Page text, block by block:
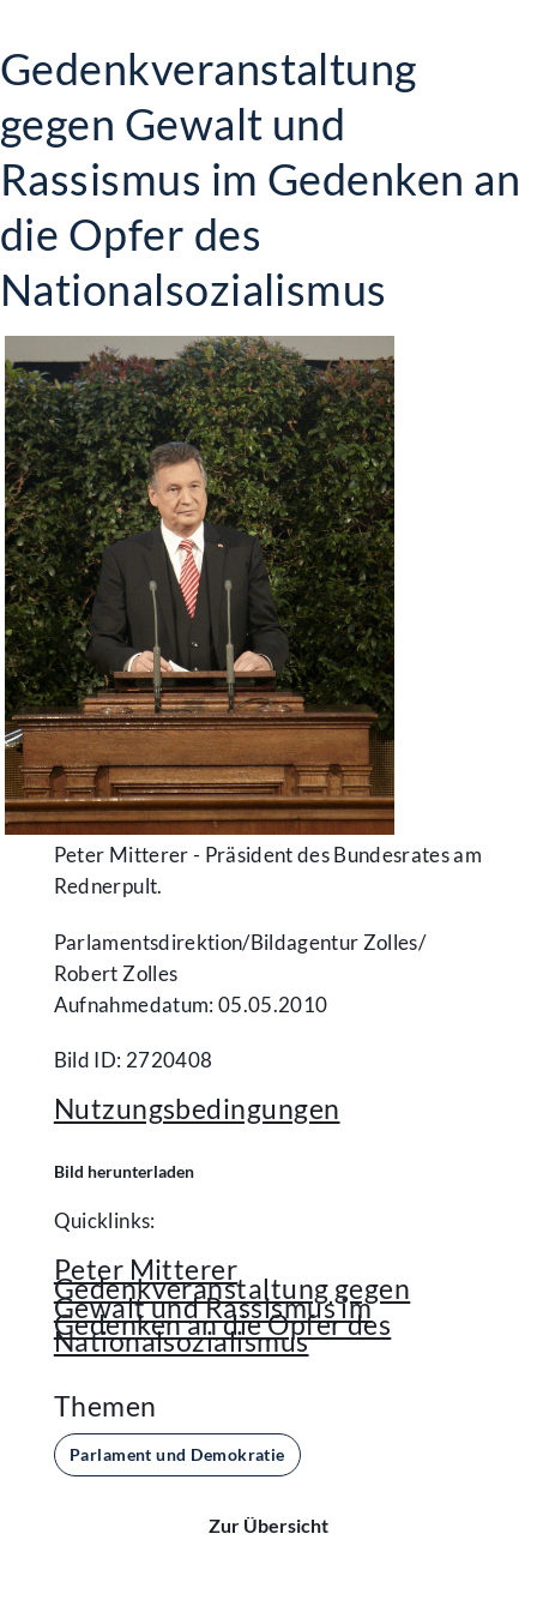
Gedenkveranstaltung
gegen Gewalt und
Rassismus im Gedenken an
die Opfer des
Nationalsozialismus
Peter Mitterer - Präsident des Bundesrates am
Rednerpult.
Parlamentsdirektion/​Bildagentur Zolles/​
Robert Zolles
Aufnahmedatum: 05.05.2010
Bild ID: 2720408
Nutzungsbedingungen
Bild herunterladen
Quicklinks:
Peter Mitterer
Gedenkveranstaltung gegen
Gewalt und Rassismus im
Gedenken an die Opfer des
Nationalsozialismus
Themen
Parlament und Demokratie
Zur Übersicht